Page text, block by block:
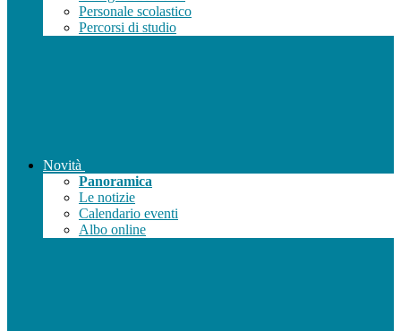
Personale scolastico
Percorsi di studio
Novità
Panoramica
Le notizie
Calendario eventi
Albo online